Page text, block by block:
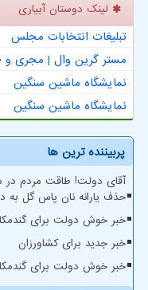
لینک دوستان آبیاری
تبلیغات انتخابات مجلس
مستر گرین وال | مجری و
نمایشگاه ماشین سنگین
نمایشگاه ماشین سنگین
پربیننده ترین ها
آقای دولت! طاقت مردم در
حذف یارانه نان پاس گل به
خبر خوش دولت برای
خبر جدید برای کشاورزان
خبر خوش دولت برای